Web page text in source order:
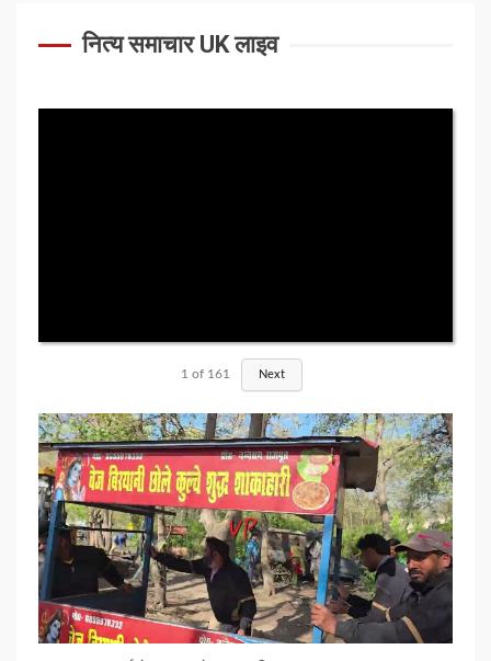
नित्य समाचार UK लाइव
1 of 161 Next